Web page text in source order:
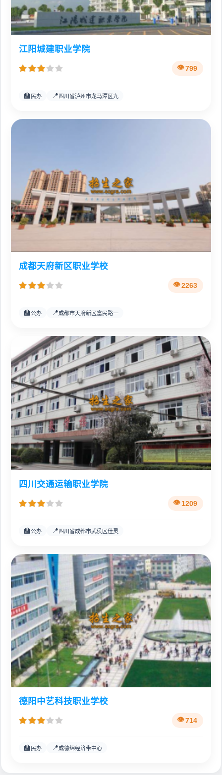
江阳城建职业学院
799
🏫 民办 📍四川省泸州市龙马潭区九
成都天府新区职业学校
2263
🏫公办 📍成都市天府新区富民路一
四川交通运输职业学院
1209
🏫公办 📍四川省成都市武侯区佳灵
德阳中艺科技职业学校
714
🏫 民办 📍成德绵经济带中心